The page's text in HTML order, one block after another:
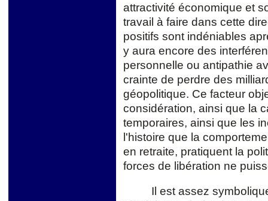
attractivité économique et
travail à faire dans cette
positifs sont indéniables
y aura encore des
personnelle ou antipathie
crainte de perdre des
géopolitique. Ce facteur
considération, ainsi que la
temporaires, ainsi que les
l'histoire que la
en retraite, pratiquent la
forces de libération ne
Il est assez